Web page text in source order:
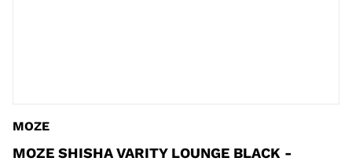
MOZE
MOZE SHISHA VARITY LOUNGE BLACK -